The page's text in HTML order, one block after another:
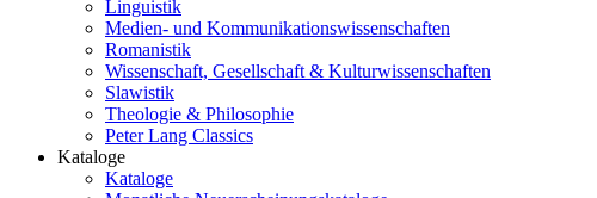
Linguistik
Medien- und Kommunikationswissenschaften
Romanistik
Wissenschaft, Gesellschaft & Kulturwissenschaften
Slawistik
Theologie & Philosophie
Peter Lang Classics
Kataloge
Kataloge